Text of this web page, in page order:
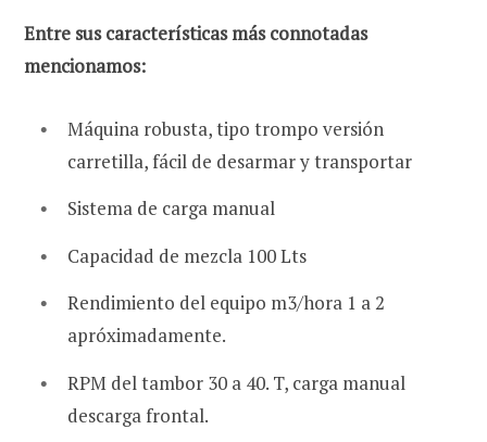
Entre sus características más connotadas
mencionamos:
Máquina robusta, tipo trompo versión
carretilla, fácil de desarmar y transportar
Sistema de carga manual
Capacidad de mezcla 100 Lts
Rendimiento del equipo m3/hora 1 a 2
apróximadamente.
RPM del tambor 30 a 40. T, carga manual
descarga frontal.